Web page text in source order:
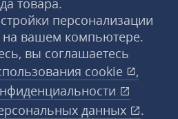
товара.
персонализации
на вашем компьютере.
вы соглашаетесь
cookie
,
данных
.